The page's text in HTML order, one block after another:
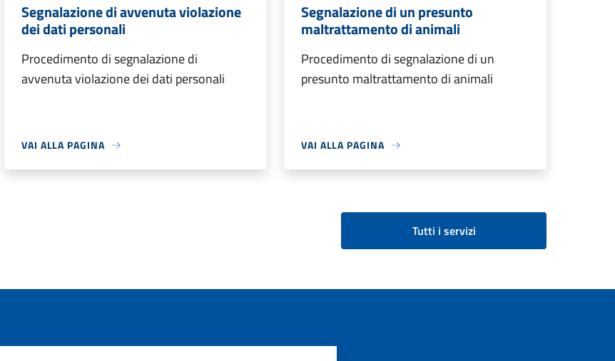
Segnalazione di avvenuta violazione
dei dati personali
Procedimento di segnalazione di
avvenuta violazione dei dati personali
VAI ALLA PAGINA
Segnalazione di un presunto
maltrattamento di animali
Procedimento di segnalazione di un
presunto maltrattamento di animali
VAI ALLA PAGINA
Tutti i servizi